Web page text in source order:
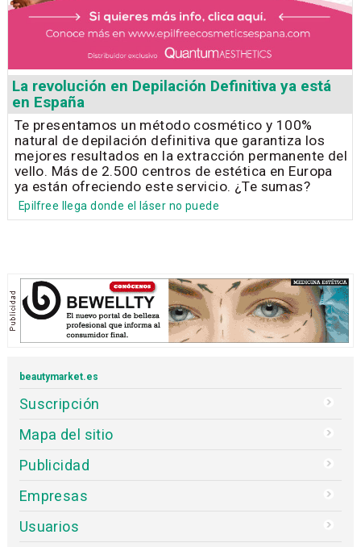
La revolución en Depilación Definitiva ya está
en España
Te presentamos un método cosmético y 100%
natural de depilación definitiva que garantiza los
mejores resultados en la extracción permanente del
vello. Más de 2.500 centros de estética en Europa
ya están ofreciendo este servicio. ¿Te sumas?
Epilfree llega donde el láser no puede
beautymarket.es
Suscripción
Mapa del sitio
Publicidad
Empresas
Usuarios